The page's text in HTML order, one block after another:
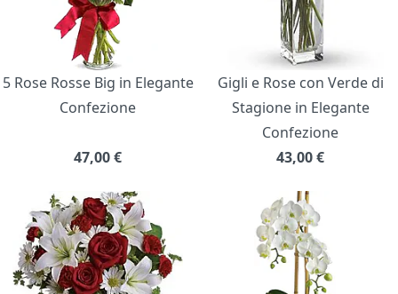
5 Rose Rosse Big in Elegante
Confezione
47,00€
Gigli e Rose con Verde di
Stagione in Elegante
Confezione
43,00€